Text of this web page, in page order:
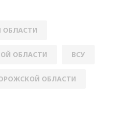
ОБЛАСТИ
ОБЛАСТИ ВСУ
ОБЛАСТИ